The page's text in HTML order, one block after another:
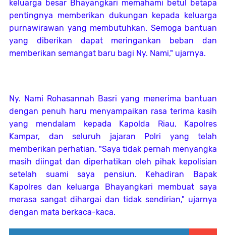
keluarga besar Bhayangkari memahami betul betapa
pentingnya memberikan dukungan kepada keluarga
purnawirawan yang membutuhkan. Semoga bantuan
yang diberikan dapat meringankan beban dan
memberikan semangat baru bagi Ny. Nami," ujarnya.
Ny. Nami Rohasannah Basri yang menerima bantuan
dengan penuh haru menyampaikan rasa terima kasih
yang mendalam kepada Kapolda Riau, Kapolres
Kampar, dan seluruh jajaran Polri yang telah
memberikan perhatian. "Saya tidak pernah menyangka
masih diingat dan diperhatikan oleh pihak kepolisian
setelah suami saya pensiun. Kehadiran Bapak
Kapolres dan keluarga Bhayangkari membuat saya
merasa sangat dihargai dan tidak sendirian," ujarnya
dengan mata berkaca-kaca.